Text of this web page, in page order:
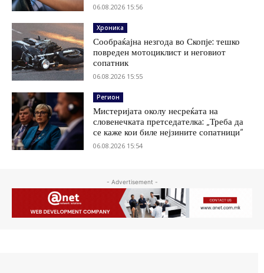
06.08.2026 15:56
Хроника
Сообраќајна незгода во Скопје: тешко
повреден мотоциклист и неговиот
сопатник
06.08.2026 15:55
Регион
Мистеријата околу несреќата на
словенечката претседателка: „Треба да
се каже кои биле нејзините сопатници“
06.08.2026 15:54
- Advertisement -